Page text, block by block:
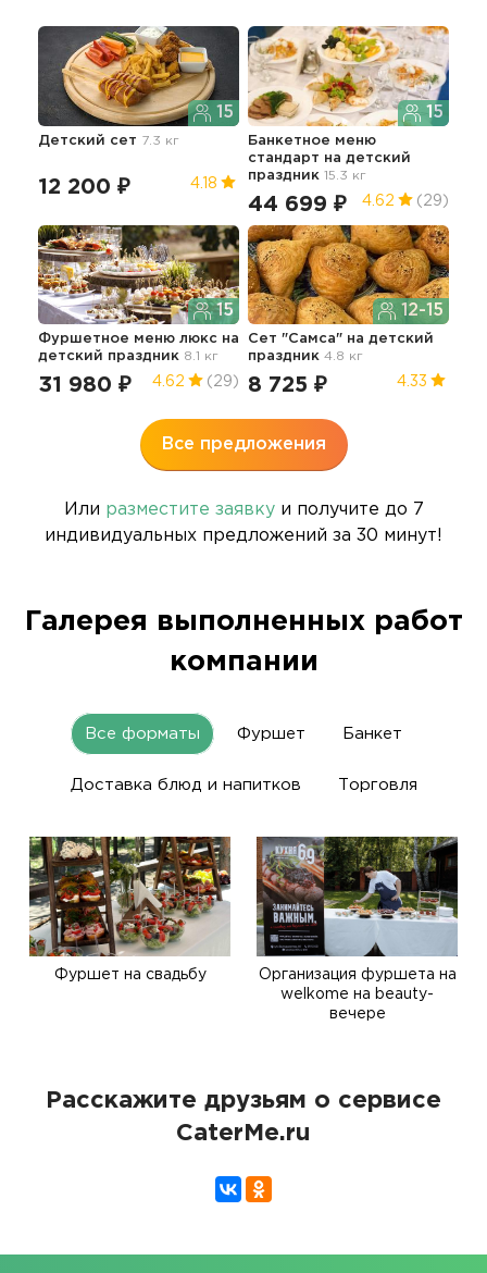
15
Детский сет 7.3 кг
12 200 ₽ 4.18
15
Банкетное меню
стандарт на детский
праздник 15.3 кг
44 699 ₽ 4.62 (29)
15
Фуршетное меню люкс на
детский праздник 8.1 кг
31 980 ₽ 4.62 (29)
12-15
Сет "Самса" на детский
праздник 4.8 кг
8 725 ₽ 4.33
Все предложения
Или разместите заявкуи получите до 7
индивидуальных предложений за 30 минут!
Галерея выполненных работ
компании
Все форматы Фуршет Банкет
Доставка блюд и напитков Торговля
Фуршет на свадьбу
Организация фуршета на
welkome на beauty-
вечере
Расскажите друзьям о сервисе
CaterMe.ru